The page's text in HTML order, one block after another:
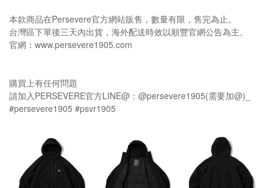
本款商品在Persevere官方網站販售，數量有限，售完為止。
台灣區下單後三天內出貨，海外配送時效以順豐官網公告為主。
官網：www.persevere1905.com
購買上有任何問題
請加入PERSEVERE官方LINE@：@persevere1905(需要加@)_
#persevere1905 #psvr1905